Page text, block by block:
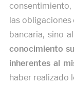
las
bancaria, sino
conocimiento
inherentes al
haber realizado